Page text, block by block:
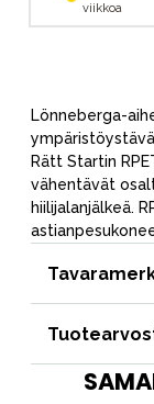
viikkoa
Lönneberga-
Rätt Startin
vähentävät
hiilijalanjälkeä.